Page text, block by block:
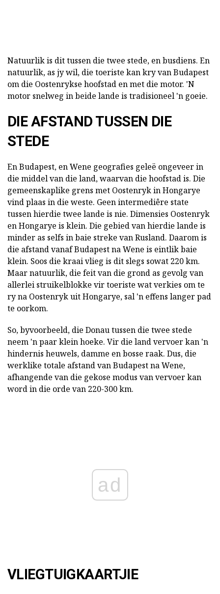
Natuurlik is dit tussen die twee stede, en busdiens. En
natuurlik, as jy wil, die toeriste kan kry van Budapest
om die Oostenrykse hoofstad en met die motor. 'N
motor snelweg in beide lande is tradisioneel 'n goeie.
DIE AFSTAND TUSSEN DIE
STEDE
En Budapest, en Wene geografies geleë ongeveer in
die middel van die land, waarvan die hoofstad is. Die
gemeenskaplike grens met Oostenryk in Hongarye
vind plaas in die weste. Geen intermediêre state
tussen hierdie twee lande is nie. Dimensies Oostenryk
en Hongarye is klein. Die gebied van hierdie lande is
minder as selfs in baie streke van Rusland. Daarom is
die afstand vanaf Budapest na Wene is eintlik baie
klein. Soos die kraai vlieg is dit slegs sowat 220 km.
Maar natuurlik, die feit van die grond as gevolg van
allerlei struikelblokke vir toeriste wat verkies om te
ry na Oostenryk uit Hongarye, sal 'n effens langer pad
te oorkom.
So, byvoorbeeld, die Donau tussen die twee stede
neem 'n paar klein hoeke. Vir die land vervoer kan 'n
hindernis heuwels, damme en bosse raak. Dus, die
werklike totale afstand van Budapest na Wene,
afhangende van die gekose modus van vervoer kan
word in die orde van 220-300 km.
ad
VLIEGTUIGKAARTJIE